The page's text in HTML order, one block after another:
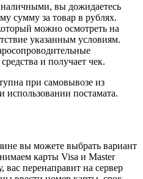
вы дожидаетесь
сумму за товар в рублях.
можно осмотреть на
указанным условиям.
и получает чек.
при самовывозе из
использовании постамата.
вы можете выбрать вариант
карты Visa и Master
перенаправит на сервер